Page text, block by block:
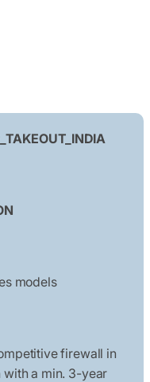
models
firewall in
a min. 3-year